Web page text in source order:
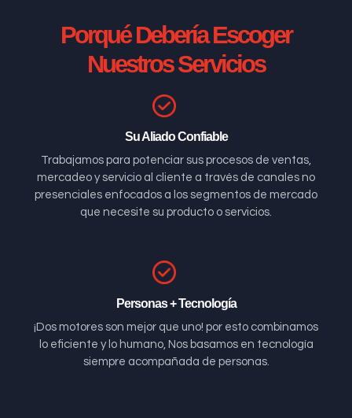
Porqué Debería Escoger
Nuestros Servicios
Su Aliado Confiable
Trabajamos para potenciar sus procesos de ventas,
mercadeo y servicio al cliente a través de canales no
presenciales enfocados a los segmentos de mercado
que necesite su producto o servicios.
Personas + Tecnología
¡Dos motores son mejor que uno! por esto combinamos
lo eficiente y lo humano, Nos basamos en tecnología
siempre acompañada de personas.